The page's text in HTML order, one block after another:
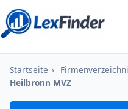
Startseite ›
Heilbronn MVZ